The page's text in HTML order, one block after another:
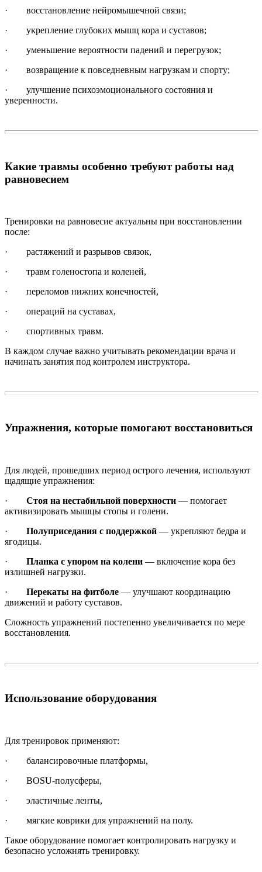
· восстановление нейромышечной связи;
· укрепление глубоких мышц кора и суставов;
· уменьшение вероятности падений и перегрузок;
· возвращение к повседневным нагрузкам и спорту;
· улучшение психоэмоционального состояния и
уверенности.
Какие травмы особенно требуют работы над
равновесием
Тренировки на равновесие актуальны при восстановлении
после:
· растяжений и разрывов связок,
· травм голеностопа и коленей,
· переломов нижних конечностей,
· операций на суставах,
· спортивных травм.
В каждом случае важно учитывать рекомендации врача и
начинать занятия под контролем инструктора.
Упражнения, которые помогают восстановиться
Для людей, прошедших период острого лечения, используют
щадящие упражнения:
· Стоя на нестабильной поверхности — помогает
активизировать мышцы стопы и голени.
· Полуприседания с поддержкой — укрепляют бедра и
ягодицы.
· Планка с упором на колени — включение кора без
излишней нагрузки.
· Перекаты на фитболе — улучшают координацию
движений и работу суставов.
Сложность упражнений постепенно увеличивается по мере
восстановления.
Использование оборудования
Для тренировок применяют:
· балансировочные платформы,
· BOSU-полусферы,
· эластичные ленты,
· мягкие коврики для упражнений на полу.
Такое оборудование помогает контролировать нагрузку и
безопасно усложнять тренировку.